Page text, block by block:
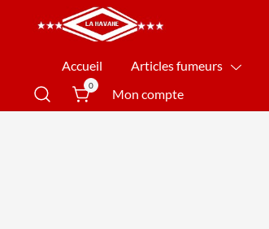
La Havane Nîmes
Accueil Articles fumeurs
0
Mon compte